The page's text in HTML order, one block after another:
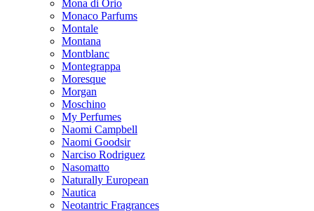
Mona di Orio
Monaco Parfums
Montale
Montana
Montblanc
Montegrappa
Moresque
Morgan
Moschino
My Perfumes
Naomi Campbell
Naomi Goodsir
Narciso Rodriguez
Nasomatto
Naturally European
Nautica
Neotantric Fragrances